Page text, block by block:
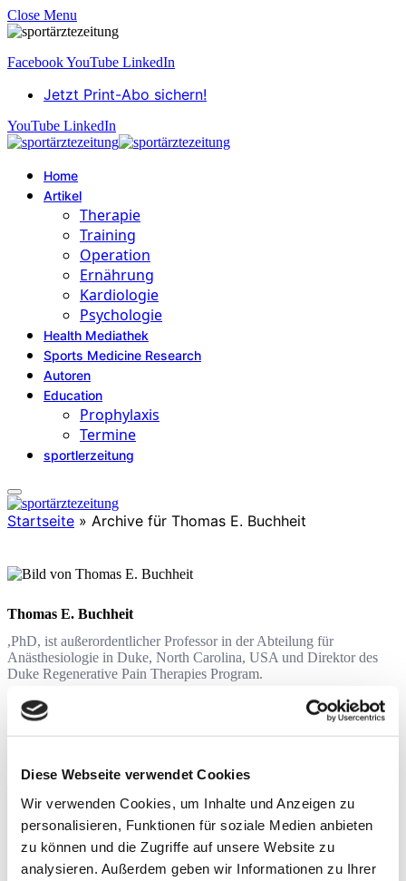
Diese Webseite verwendet Cookies
Wir verwenden Cookies, um Inhalte und Anzeigen zu
personalisieren, Funktionen für soziale Medien anbieten
zu können und die Zugriffe auf unsere Website zu
analysieren. Außerdem geben wir Informationen zu Ihrer
Close Menu
FacebookYouTube LinkedIn
Jetzt Print-Abo sichern!
YouTube LinkedIn
Home
Artikel
Therapie
Training
Operation
Ernährung
Kardiologie
Psychologie
Health Mediathek
Sports Medicine Research
Autoren
Education
Prophylaxis
Termine
sportlerzeitung
Startseite » Archive für Thomas E. Buchheit
Thomas E. Buchheit
,PhD, ist außerordentlicher Professor in der Abteilung für
Anästhesiologie in Duke, North Carolina, USA und Direktor des
Duke Regenerative Pain Therapies Program.